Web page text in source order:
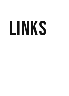
Links